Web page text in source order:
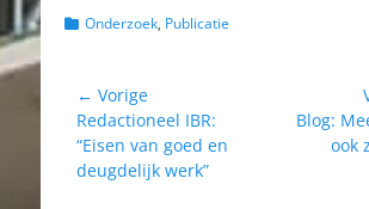
Categorieën
Onderzoek, Publicatie
Bericht
navigatie
← Vorige
Vorig
bericht:
Redactioneel IBR:
“Eisen van goed en
deugdelijk werk”
Volgend
Blog:
ook